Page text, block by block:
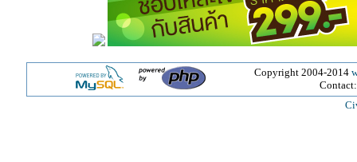
Copyright 2004-2014